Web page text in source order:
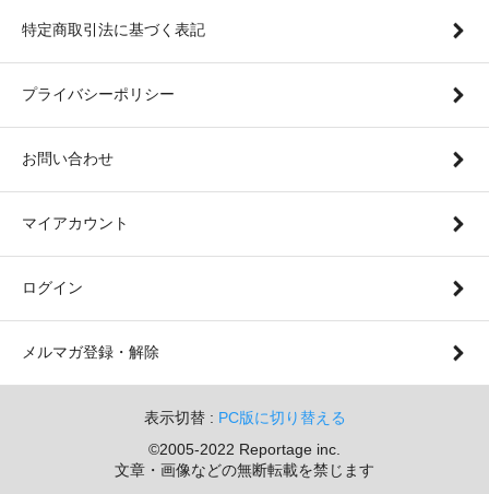
特定商取引法に基づく表記
プライバシーポリシー
お問い合わせ
マイアカウント
ログイン
メルマガ登録・解除
表示切替 : PC版に切り替える
©2005-2022 Reportage inc.
文章・画像などの無断転載を禁じます